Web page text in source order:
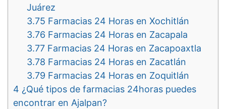
Juárez
3.75 Farmacias 24 Horas en Xochitlán
3.76 Farmacias 24 Horas en Zacapala
3.77 Farmacias 24 Horas en Zacapoaxtla
3.78 Farmacias 24 Horas en Zacatlán
3.79 Farmacias 24 Horas en Zoquitlán
4 ¿Qué tipos de farmacias 24horas puedes
encontrar en Ajalpan?